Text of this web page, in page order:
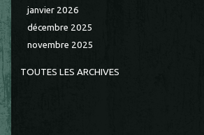
janvier 2026
décembre 2025
novembre 2025
TOUTES LES ARCHIVES